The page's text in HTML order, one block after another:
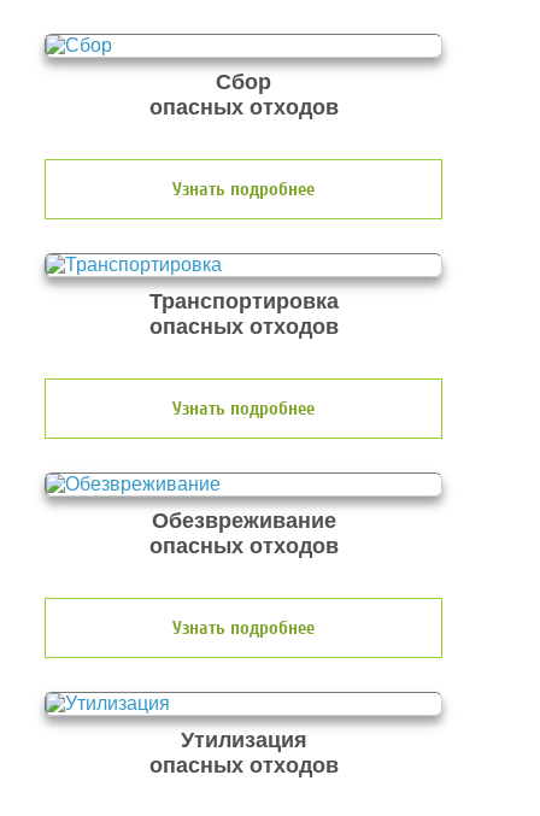
Сбор
опасных отходов
Узнать подробнее
Транспортировка
опасных отходов
Узнать подробнее
Обезвреживание
опасных отходов
Узнать подробнее
Утилизация
опасных отходов